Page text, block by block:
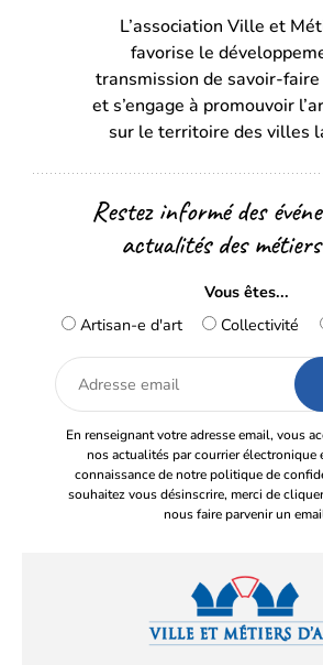
L’association Ville et
favorise le
transmission de savoir-faire
et s’engage à promouvoir
sur le territoire des villes
Restez informé des
actualités des
Vous êtes...
Artisan-e d'art
Collectivité
Adresse
email
En renseignant votre adresse email, vous
nos actualités par courrier électronique
connaissance de notre politique de
souhaitez vous désinscrire, merci de
nous faire parvenir un